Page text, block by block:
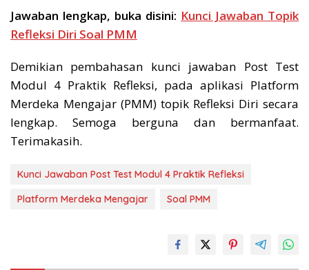
Jawaban lengkap, buka disini: Kunci Jawaban Topik
Refleksi Diri Soal PMM
Demikian pembahasan kunci jawaban Post Test
Modul 4 Praktik Refleksi, pada aplikasi Platform
Merdeka Mengajar (PMM) topik Refleksi Diri secara
lengkap. Semoga berguna dan bermanfaat.
Terimakasih.
Kunci Jawaban Post Test Modul 4 Praktik Refleksi
Platform Merdeka Mengajar
Soal PMM